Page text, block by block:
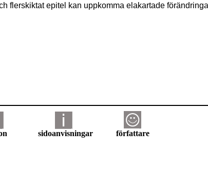
flerskiktat epitel kan uppkomma elakartade
sidoanvisningar
författare